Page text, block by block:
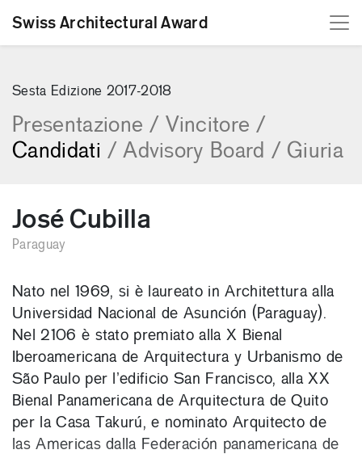
Swiss Architectural Award
Sesta Edizione 2017-2018
Presentazione / Vincitore /
Candidati / Advisory Board / Giuria
José Cubilla
Paraguay
Nato nel 1969, si è laureato in Architettura alla
Universidad Nacional de Asunción (Paraguay).
Nel 2106 è stato premiato alla X Bienal
Iberoamericana de Arquitectura y Urbanismo de
São Paulo per l’edificio San Francisco, alla XX
Bienal Panamericana de Arquitectura de Quito
per la Casa Takurú, e nominato Arquitecto de
las Americas dalla Federación panamericana de